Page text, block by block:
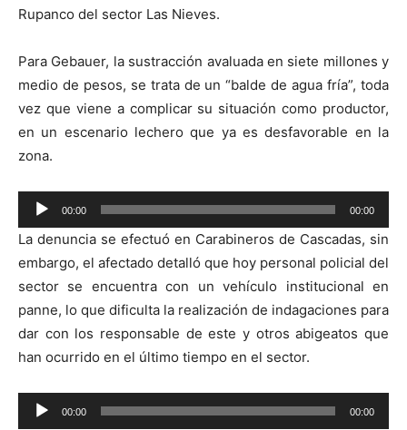
Rupanco del sector Las Nieves.
Para Gebauer, la sustracción avaluada en siete millones y
medio de pesos, se trata de un “balde de agua fría”, toda
vez que viene a complicar su situación como productor,
en un escenario lechero que ya es desfavorable en la
zona.
Reproductor
de
audio
00:00 00:00
La denuncia se efectuó en Carabineros de Cascadas, sin
embargo, el afectado detalló que hoy personal policial del
sector se encuentra con un vehículo institucional en
panne, lo que dificulta la realización de indagaciones para
dar con los responsable de este y otros abigeatos que
han ocurrido en el último tiempo en el sector.
Reproductor
00:00 00:00